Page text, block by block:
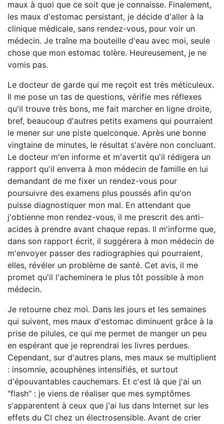
maux à quoi que ce soit que je connaisse. Finalement,
les maux d'estomac persistant, je décide d'aller à la
clinique médicale, sans rendez-vous, pour voir un
médecin. Je traîne ma bouteille d'eau avec moi, seule
chose que mon estomac tolère. Heureusement, je ne
vomis pas.
Le docteur de garde qui me reçoit est très méticuleux.
Il me pose un tas de questions, vérifie mes réflexes
qu'il trouve très bons, me fait marcher en ligne droite,
bref, beaucoup d'autres petits examens qui pourraient
le mener sur une piste quelconque. Après une bonne
vingtaine de minutes, le résultat s'avère non concluant.
Le docteur m'en informe et m'avertit qu'il rédigera un
rapport qu'il enverra à mon médecin de famille en lui
demandant de me fixer un rendez-vous pour
poursuivre des examens plus poussés afin qu'on
puisse diagnostiquer mon mal. En attendant que
j'obtienne mon rendez-vous, il me prescrit des anti-
acides à prendre avant chaque repas. Il m'informe que,
dans son rapport écrit, il suggérera à mon médecin de
m'envoyer passer des radiographies qui pourraient,
elles, révéler un problème de santé. Cet avis, il me
promet qu'il l'acheminera le plus tôt possible à mon
médecin.
Je retourne chez moi. Dans les jours et les semaines
qui suivent, mes maux d'estomac diminuent grâce à la
prise de pilules, ce qui me permet de manger un peu
en espérant que je reprendrai les livres perdues.
Cependant, sur d'autres plans, mes maux se multiplient
: insomnie, acouphènes intensifiés, et surtout
d'épouvantables cauchemars. Et c'est là que j'ai un
"flash" : je viens de réaliser que mes symptômes
s'apparentent à ceux que j'ai lus dans Internet sur les
effets du CI chez un électrosensible. Avant de crier